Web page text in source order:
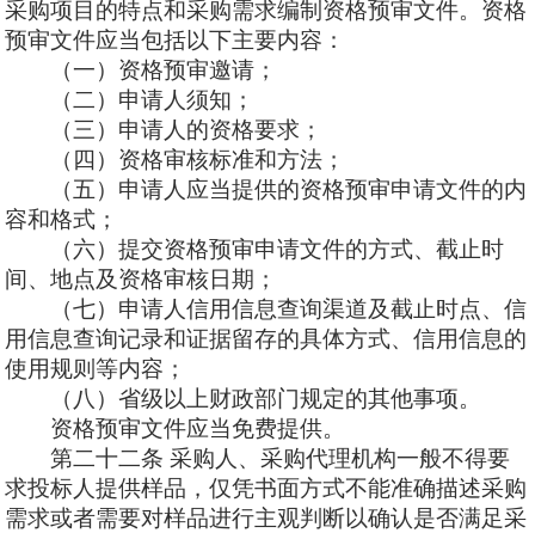
采购项目的特点和采购需求编制资格预审文件。资格
预审文件应当包括以下主要内容：
（一）资格预审邀请；
（二）申请人须知；
（三）申请人的资格要求；
（四）资格审核标准和方法；
（五）申请人应当提供的资格预审申请文件的内
容和格式；
（六）提交资格预审申请文件的方式、截止时
间、地点及资格审核日期；
（七）申请人信用信息查询渠道及截止时点、信
用信息查询记录和证据留存的具体方式、信用信息的
使用规则等内容；
（八）省级以上财政部门规定的其他事项。
资格预审文件应当免费提供。
第二十二条 采购人、采购代理机构一般不得要
求投标人提供样品，仅凭书面方式不能准确描述采购
需求或者需要对样品进行主观判断以确认是否满足采